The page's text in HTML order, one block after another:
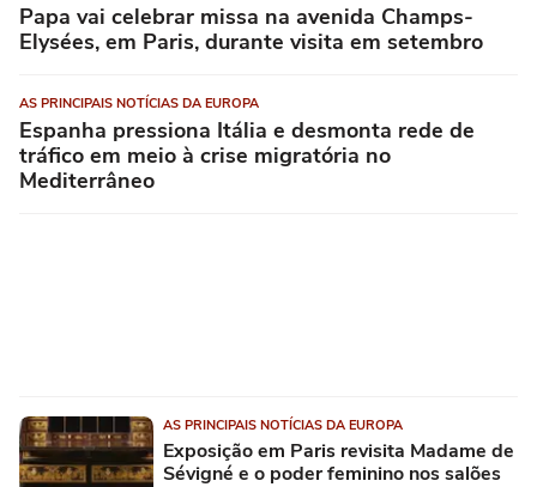
Papa vai celebrar missa na avenida Champs-
Elysées, em Paris, durante visita em setembro
AS PRINCIPAIS NOTÍCIAS DA EUROPA
Espanha pressiona Itália e desmonta rede de
tráfico em meio à crise migratória no
Mediterrâneo
AS PRINCIPAIS NOTÍCIAS DA EUROPA
Exposição em Paris revisita Madame de
Sévigné e o poder feminino nos salões